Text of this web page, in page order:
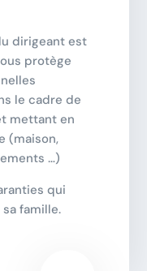
dirigeant est
protège
le cadre de
mettant en
(maison,
…)
qui
famille.